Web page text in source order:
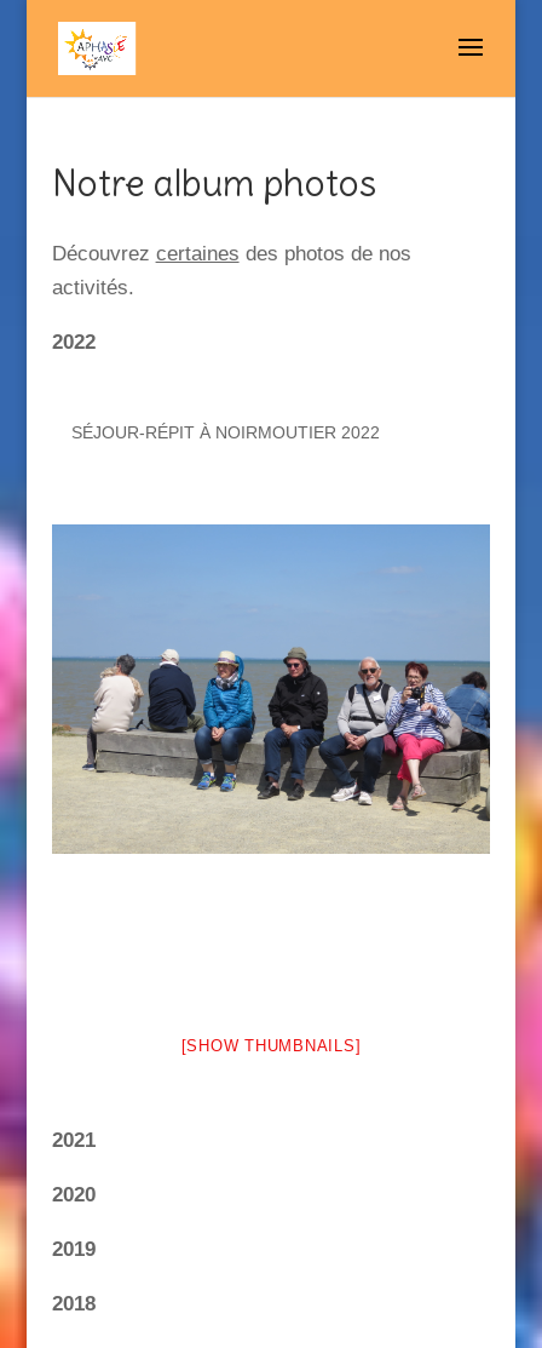
Notre album photos
Découvrez certaines des photos de nos
activités.
2022
SÉJOUR-RÉPIT À NOIRMOUTIER 2022
[SHOW THUMBNAILS]
2021
2020
2019
2018